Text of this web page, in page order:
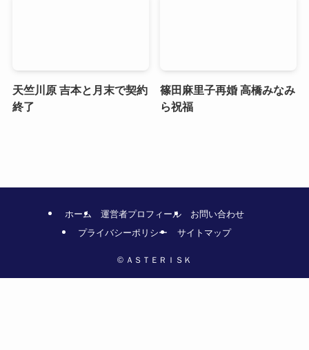
天竺川原 吉本と月末で契約
終了
篠田麻里子再婚 高橋みなみ
ら祝福
ホーム 運営者プロフィール
お問い合わせ
プライバシーポリシー
サイトマップ
© ＡＳＴＥＲＩＳＫ